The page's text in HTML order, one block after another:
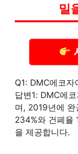
밀
Q1: DMC에코
답변1: DMC에
며, 2019년에 완
234%와 건폐율
을 제공합니다.